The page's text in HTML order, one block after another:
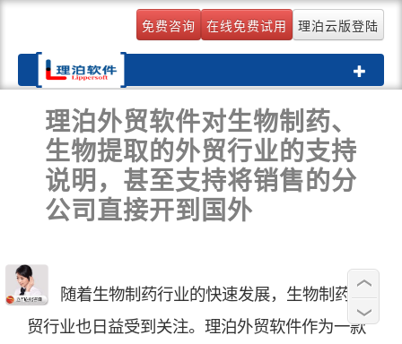
免费咨询 在线免费试用 理泊云版登陆
Toggle
理泊外贸软件对生物制药、
生物提取的外贸行业的支持
说明，甚至支持将销售的分
公司直接开到国外
随着生物制药行业的快速发展，生物制药外
贸行业也日益受到关注。理泊外贸软件作为一款